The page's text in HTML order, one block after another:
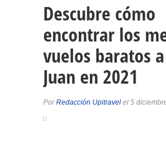
Descubre cómo
encontrar los
vuelos baratos
Juan en 2021
PorRedacción Upitravel el 5